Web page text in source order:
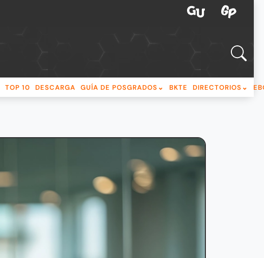
TOP 10 DESCARGA GUÍA DE POSGRADOS BKTE DIRECTORIOS